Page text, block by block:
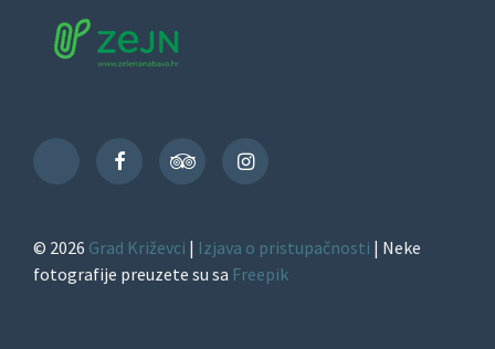
TikTok
FacebookTripAdvisorInstagram
© 2026 Grad Križevci | Izjava o pristupačnosti | Neke
fotografije preuzete su sa Freepik